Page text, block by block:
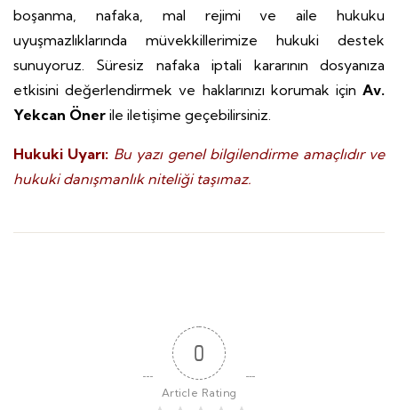
boşanma, nafaka, mal rejimi ve aile hukuku
uyuşmazlıklarında müvekkillerimize hukuki destek
sunuyoruz. Süresiz nafaka iptali kararının dosyanıza
etkisini değerlendirmek ve haklarınızı korumak için Av.
Yekcan Öner ile iletişime geçebilirsiniz.
Hukuki Uyarı: Bu yazı genel bilgilendirme amaçlıdır ve
hukuki danışmanlık niteliği taşımaz.
0
Article Rating